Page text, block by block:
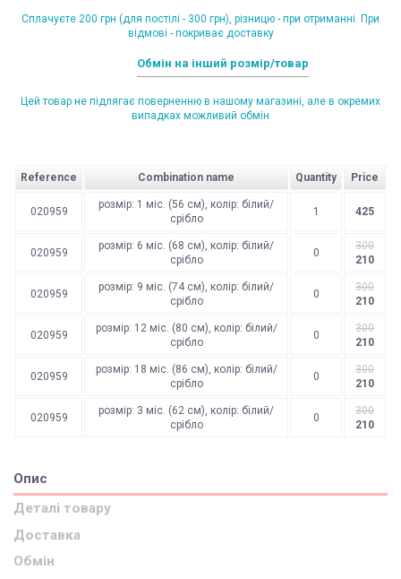
Сплачуєте 200 грн (для постілі - 300 грн), різницю - при отриманні. При
відмові - покриває доставку
Обмін на інший розмір/товар
Цей товар не підлягає поверненню в нашому магазині, але в окремих
випадках можливий обмін
Reference Combination name Quantity Price
020959
розмір: 1 міс. (56 см), колір: білий/
срібло
1 425
020959
розмір: 6 міс. (68 см), колір: білий/
срібло
0
300
210
020959
розмір: 9 міс. (74 см), колір: білий/
срібло
0
300
210
020959
розмір: 12 міс. (80 см), колір: білий/
срібло
0
300
210
020959
розмір: 18 міс. (86 см), колір: білий/
срібло
0
300
210
020959
розмір: 3 міс. (62 см), колір: білий/
срібло
0
300
210
Опис
Деталі товару
Доставка
Обмін